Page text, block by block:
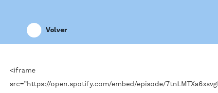
Volver
<iframe
src=”https://open.spotify.com/embed/episode/